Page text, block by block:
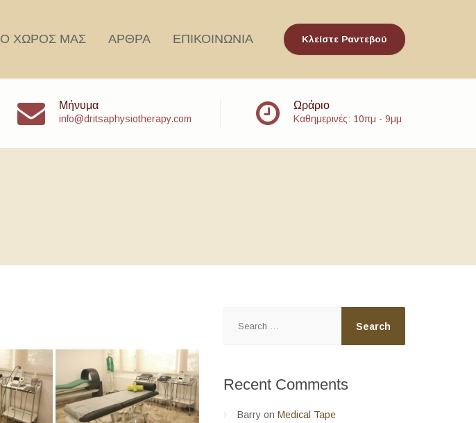
Ο ΧΩΡΟΣ ΜΑΣ ΑΡΘΡΑ ΕΠΙΚΟΙΝΩΝΙΑ Κλείστε Ραντεβού
Μήνυμα
info@dritsaphysiotherapy.com
Ωράριο
Καθημερινές: 10πμ - 9μμ
for:
Recent Comments
Barryon Medical Tape